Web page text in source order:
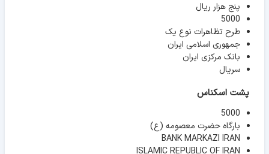
پنج هزار ریال
5000
طرح تظاهرات نوع یک
جمهوری اسلامی ایران
بانک مرکزی ایران
سریال
پشت اسکناس
5000
بارگاه حضرت معصومه (ع)
BANK MARKAZI IRAN